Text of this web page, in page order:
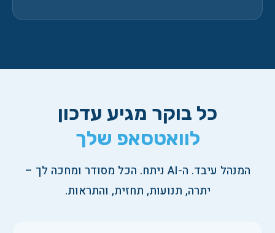
כל בוקר מגיע עדכון
לוואטסאפ שלך
המנהל עיבד. ה-AI ניתח. הכל מסודר ומחכה לך –
יתרה, תנועות, תחזית, והתראות.